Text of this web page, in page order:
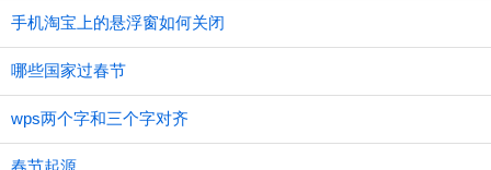
手机淘宝上的悬浮窗如何关闭
哪些国家过春节
wps两个字和三个字对齐
春节起源